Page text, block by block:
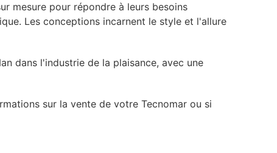
mesure pour répondre à leurs besoins
Les conceptions incarnent le style et l'allure
dans l'industrie de la plaisance, avec une
sur la vente de votre Tecnomar ou si